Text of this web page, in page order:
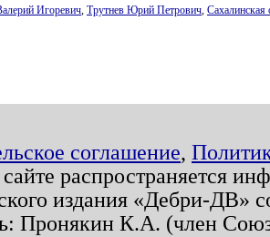
Игоревич, Трутнев Юрий Петрович, Сахалинская
соглашение,
распространяется
издания «Дебри-ДВ»
Пронякин К.А. (член